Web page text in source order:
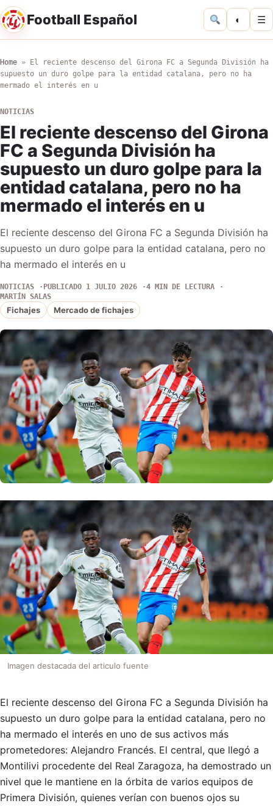
Football Español ◐ ☰
Home »
El reciente descenso del Girona FC a Segunda División ha
supuesto un duro golpe para la entidad catalana, pero no ha
mermado el interés en u
NOTICIAS
El reciente descenso del Girona
FC a Segunda División ha
supuesto un duro golpe para la
entidad catalana, pero no ha
mermado el interés en u
El reciente descenso del Girona FC a Segunda División ha
supuesto un duro golpe para la entidad catalana, pero no
ha mermado el interés en u
NOTICIAS PUBLICADO 1 JULIO 2026
4 MIN DE LECTURA
MARTÍN SALAS
Fichajes Mercado de fichajes
Imagen destacada del articulo fuente
El reciente descenso del Girona FC a Segunda División ha
supuesto un duro golpe para la entidad catalana, pero no
ha mermado el interés en uno de sus activos más
prometedores: Alejandro Francés. El central, que llegó a
Montilivi procedente del Real Zaragoza, ha demostrado un
nivel que le mantiene en la órbita de varios equipos de
Primera División, quienes verían con buenos ojos su